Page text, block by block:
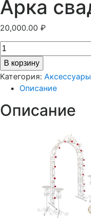
Арка
20,000.00 ₽
В корзину
Категория: Аксессуары
Описание
Описание